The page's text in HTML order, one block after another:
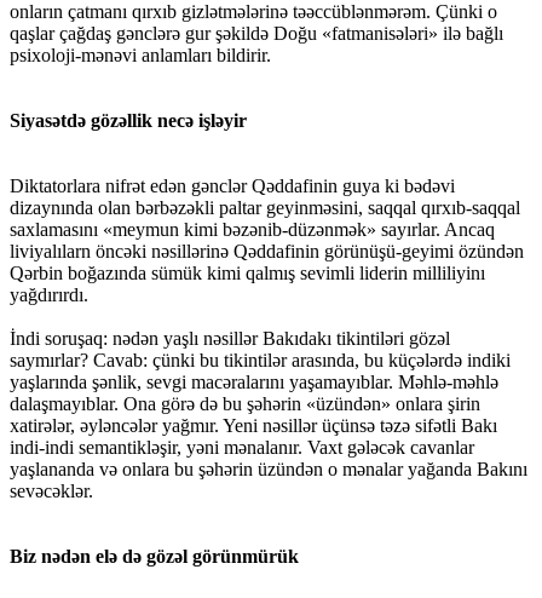
onların çatmanı qırxıb gizlətmələrinə təəccüblənmərəm. Çünki o
qaşlar çağdaş gənclərə gur şəkildə Doğu «fatmanisələri» ilə bağlı
psixoloji-mənəvi anlamları bildirir.
Siyasətdə gözəllik necə işləyir
Diktatorlara nifrət edən gənclər Qəddafinin guya ki bədəvi
dizaynında olan bərbəzəkli paltar geyinməsini, saqqal qırxıb-saqqal
saxlamasını «meymun kimi bəzənib-düzənmək» sayırlar. Ancaq
liviyalılarn öncəki nəsillərinə Qəddafinin görünüşü-geyimi özündən
Qərbin boğazında sümük kimi qalmış sevimli liderin milliliyinı
yağdırırdı.
İndi soruşaq: nədən yaşlı nəsillər Bakıdakı tikintiləri gözəl
saymırlar? Cavab: çünki bu tikintilər arasında, bu küçələrdə indiki
yaşlarında şənlik, sevgi macəralarını yaşamayıblar. Məhlə-məhlə
dalaşmayıblar. Ona görə də bu şəhərin «üzündən» onlara şirin
xatirələr, əyləncələr yağmır. Yeni nəsillər üçünsə təzə sifətli Bakı
indi-indi semantikləşir, yəni mənalanır. Vaxt gələcək cavanlar
yaşlananda və onlara bu şəhərin üzündən o mənalar yağanda Bakını
sevəcəklər.
Biz nədən elə də gözəl görünmürük